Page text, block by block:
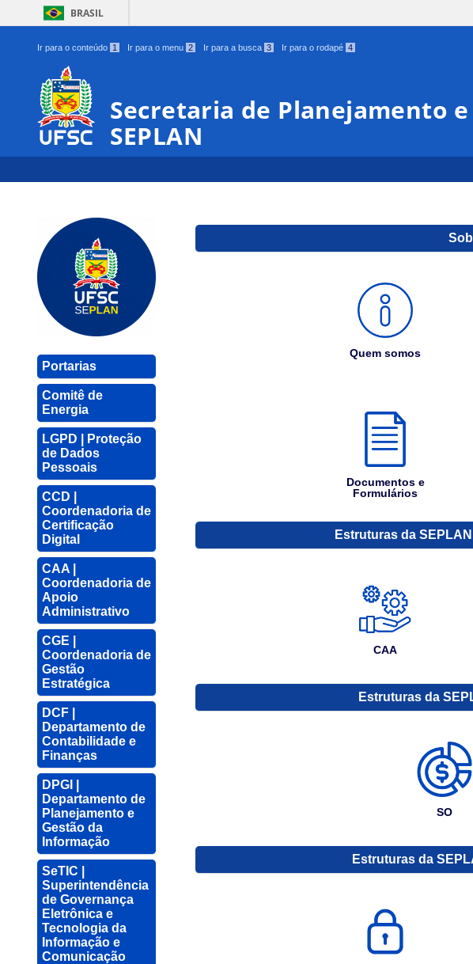
BRASIL
Ir para o conteúdo 1 Ir para o menu 2 Ir para a busca 3 Ir para o rodapé 4
Secretaria de Planejamento
SEPLAN
Portarias
Comitê de
Energia
LGPD | Proteção
de Dados
Pessoais
CCD |
Coordenadoria de
Certificação
Digital
CAA |
Coordenadoria de
Apoio
Administrativo
CGE |
Coordenadoria de
Gestão
Estratégica
DCF |
Departamento de
Contabilidade e
Finanças
DPGI |
Departamento de
Planejamento e
Gestão da
Informação
SeTIC |
Superintendência
de Governança
Eletrônica e
Tecnologia da
Informação e
Comunicação
Quem somos
Documentos e
Formulários
Estruturas da
CAA
Estruturas da
SO
Estruturas da